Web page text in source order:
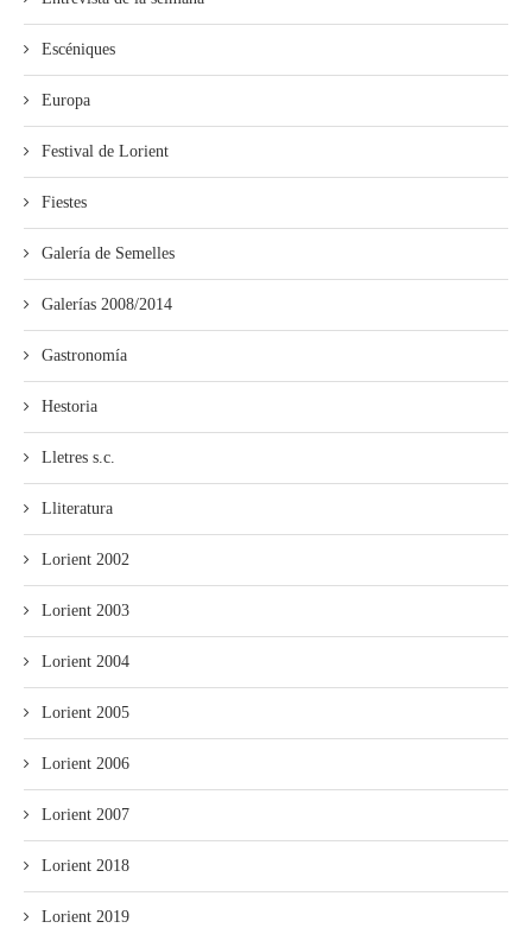
Escéniques
Europa
Festival de Lorient
Fiestes
Galería de Semelles
Galerías 2008/2014
Gastronomía
Hestoria
Lletres s.c.
Lliteratura
Lorient 2002
Lorient 2003
Lorient 2004
Lorient 2005
Lorient 2006
Lorient 2007
Lorient 2018
Lorient 2019